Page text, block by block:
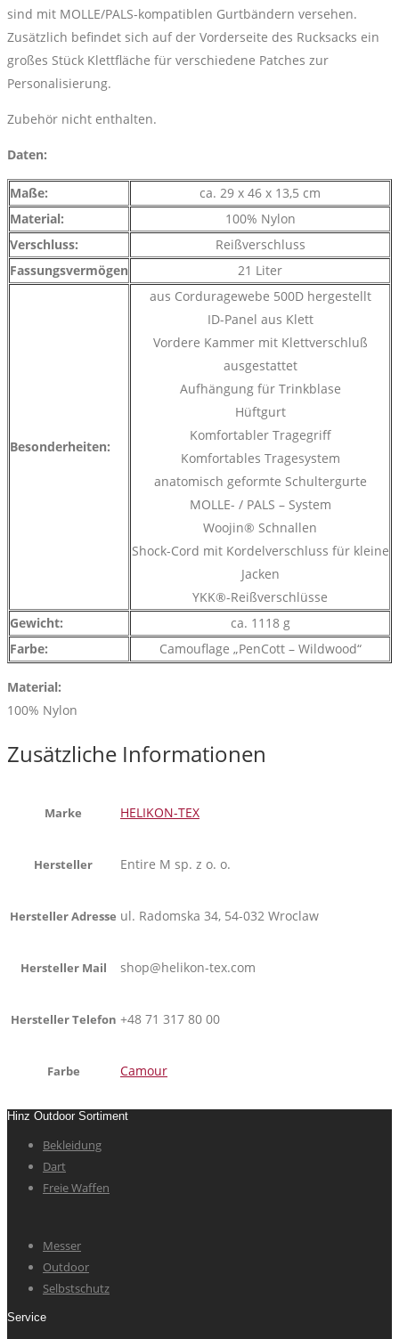
sind mit MOLLE/PALS-kompatiblen Gurtbändern versehen.
Zusätzlich befindet sich auf der Vorderseite des Rucksacks ein
großes Stück Klettfläche für verschiedene Patches zur
Personalisierung.
Zubehör nicht enthalten.
Daten:
Maße:
ca. 29 x 46 x 13,5 cm
Material:
100% Nylon
Verschluss:
Reißverschluss
Fassungsvermögen
21 Liter
Besonderheiten:
aus Corduragewebe 500D hergestellt
ID-Panel aus Klett
Vordere Kammer mit Klettverschluß
ausgestattet
Aufhängung für Trinkblase
Hüftgurt
Komfortabler Tragegriff
Komfortables Tragesystem
anatomisch geformte Schultergurte
MOLLE- / PALS – System
Woojin® Schnallen
Shock-Cord mit Kordelverschluss für kleine
Jacken
YKK®-Reißverschlüsse
Gewicht:
ca. 1118 g
Farbe:
Camouflage „PenCott – Wildwood“
Material:
100% Nylon
Zusätzliche Informationen
Marke HELIKON-TEX
Hersteller Entire M sp. z o. o.
Hersteller Adresse ul. Radomska 34, 54-032 Wroclaw
Hersteller Mail shop@helikon-tex.com
Hersteller Telefon +48 71 317 80 00
Farbe Camour
Hinz Outdoor Sortiment
Bekleidung
Dart
Freie Waffen
Messer
Outdoor
Selbstschutz
Service